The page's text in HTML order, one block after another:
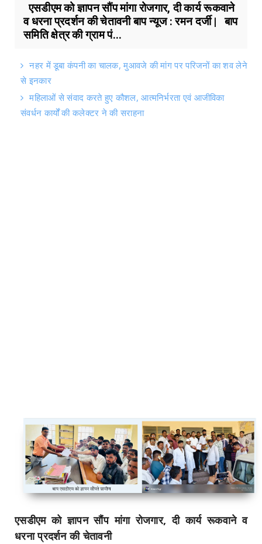
एसडीएम को ज्ञापन सौंप मांगा रोजगार, दी कार्य रूकवाने
व धरना प्रदर्शन की चेतावनी बाप न्यूज : रमन दर्जी | बाप
समिति क्षेत्र की ग्राम पं...
नहर में डूबा कंपनी का चालक, मुआवजे की मांग पर परिजनों का शव लेने
से इनकार
महिलाओं से संवाद करते हुए कौशल, आत्मनिर्भरता एवं आजीविका
संवर्धन कार्यों की कलेक्टर ने की सराहना
एसडीएम को ज्ञापन सौंप मांगा रोजगार, दी कार्य रूकवाने व
धरना प्रदर्शन की चेतावनी